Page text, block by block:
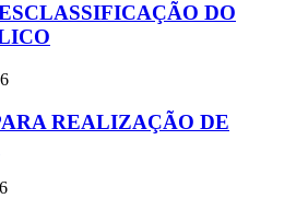
DO
REALIZAÇÃO DE